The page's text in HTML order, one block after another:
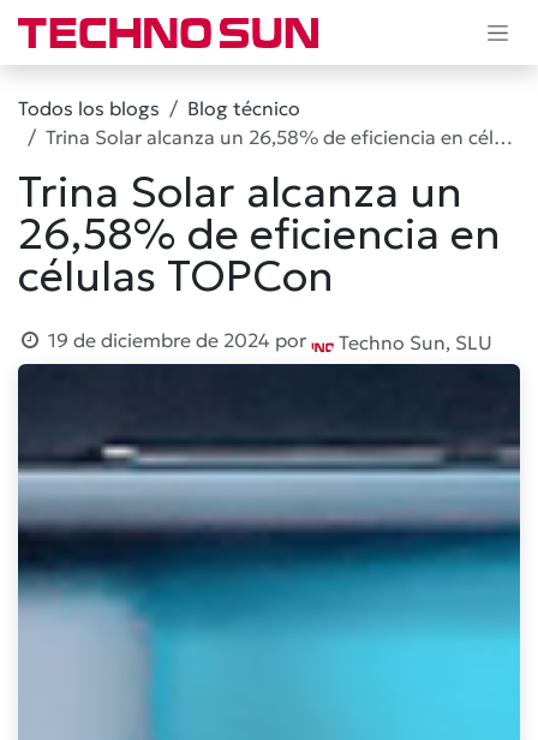
Ir al contenido
Todos los blogs
Blog técnico
Trina Solar alcanza un 26,58% de eficiencia en células TOPCon
Trina Solar alcanza un
26,58% de eficiencia en
células TOPCon
19 de diciembre de 2024 por Techno Sun, SLU